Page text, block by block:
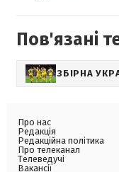
Пов'язані
ЗБІРНА
Про нас
Редакція
Редакційна політика
Про телеканал
Телеведучі
Вакансії